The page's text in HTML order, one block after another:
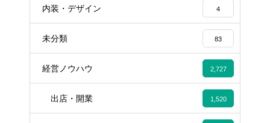
内装・デザイン 4
未分類 83
経営ノウハウ 2,727
出店・開業 1,520